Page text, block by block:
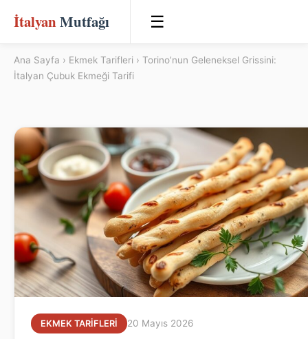
İtalyan Mutfağı ☰
Ana Sayfa › Ekmek Tarifleri › Torino’nun Geleneksel Grissini:
İtalyan Çubuk Ekmeği Tarifi
EKMEK TARIFLERI 20 Mayıs 2026